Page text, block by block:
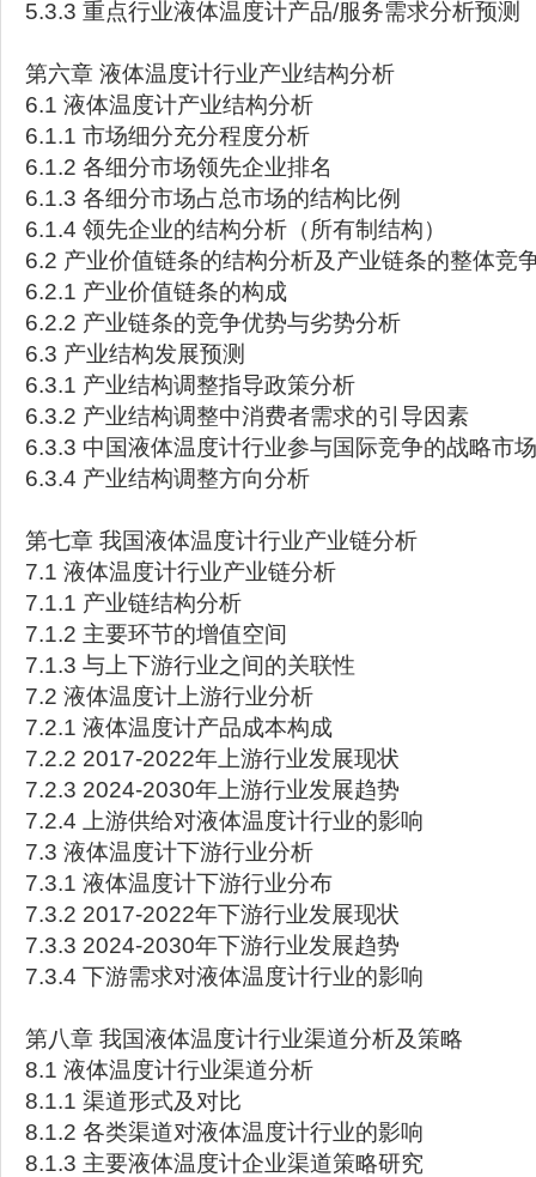
5.3.3 重点行业液体温度计产品/服务需求分析预测
第六章 液体温度计行业产业结构分析
6.1 液体温度计产业结构分析
6.1.1 市场细分充分程度分析
6.1.2 各细分市场领先企业排名
6.1.3 各细分市场占总市场的结构比例
6.1.4 领先企业的结构分析（所有制结构）
6.2 产业价值链条的结构分析及产业链条的整体竞
6.2.1 产业价值链条的构成
6.2.2 产业链条的竞争优势与劣势分析
6.3 产业结构发展预测
6.3.1 产业结构调整指导政策分析
6.3.2 产业结构调整中消费者需求的引导因素
6.3.3 中国液体温度计行业参与国际竞争的战略市
6.3.4 产业结构调整方向分析
第七章 我国液体温度计行业产业链分析
7.1 液体温度计行业产业链分析
7.1.1 产业链结构分析
7.1.2 主要环节的增值空间
7.1.3 与上下游行业之间的关联性
7.2 液体温度计上游行业分析
7.2.1 液体温度计产品成本构成
7.2.2 2017-2022年上游行业发展现状
7.2.3 2024-2030年上游行业发展趋势
7.2.4 上游供给对液体温度计行业的影响
7.3 液体温度计下游行业分析
7.3.1 液体温度计下游行业分布
7.3.2 2017-2022年下游行业发展现状
7.3.3 2024-2030年下游行业发展趋势
7.3.4 下游需求对液体温度计行业的影响
第八章 我国液体温度计行业渠道分析及策略
8.1 液体温度计行业渠道分析
8.1.1 渠道形式及对比
8.1.2 各类渠道对液体温度计行业的影响
8.1.3 主要液体温度计企业渠道策略研究